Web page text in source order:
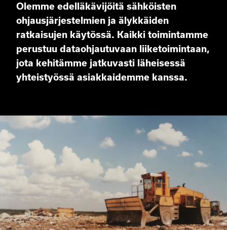
Olemme edelläkävijöitä sähköisten
ohjausjärjestelmien ja älykkäiden
ratkaisujen käytössä. Kaikki toimintamme
perustuu dataohjautuvaan liiketoimintaan,
jota kehitämme jatkuvasti läheisessä
yhteistyössä asiakkaidemme kanssa.